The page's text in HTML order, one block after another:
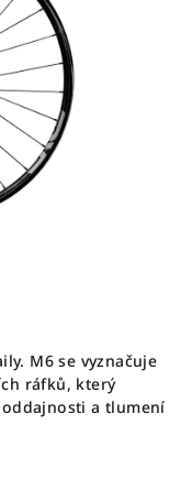
M6 se vyznačuje
ráfků, který
a tlumení